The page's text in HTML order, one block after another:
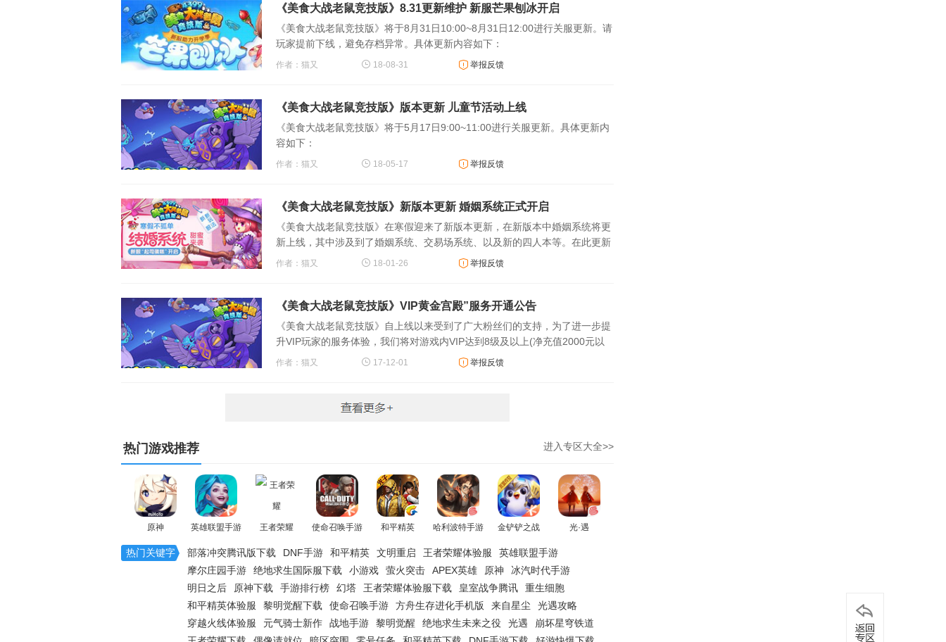
《美食大战老鼠竞技版》8.31更新维护 新服芒果刨冰开启
《美食大战老鼠竞技版》将于8月31日10:00~8月31日12:00进行关服更新。请
玩家提前下线，避免存档异常。具体更新内容如下：
作者：猫又 18-08-31 举报反馈
《美食大战老鼠竞技版》版本更新 儿童节活动上线
《美食大战老鼠竞技版》将于5月17日9:00~11:00进行关服更新。具体更新内
容如下：
作者：猫又 18-05-17 举报反馈
《美食大战老鼠竞技版》新版本更新 婚姻系统正式开启
《美食大战老鼠竞技版》在寒假迎来了新版本更新，在新版本中婚姻系统将更
新上线，其中涉及到了婚姻系统、交易场系统、以及新的四人本等。在此更新
+新服的节点，也感谢各位美食玩家长久以来的暖心陪伴，新系统配合更多新
作者：猫又 18-01-26 举报反馈
《美食大战老鼠竞技版》VIP黄金宫殿”服务开通公告
《美食大战老鼠竞技版》自上线以来受到了广大粉丝们的支持，为了进一步提
升VIP玩家的服务体验，我们将对游戏内VIP达到8级及以上(净充值2000元以
上)的玩家直接开通“VIP黄金宫殿”特权服务。
作者：猫又 17-12-01 举报反馈
热门游戏推荐 进入专区大全>>
原神 英雄联盟手游 王者荣耀 使命召唤手游 和平精英 哈利波特手游 金铲铲之战 光·遇
热门关键字 部落冲突腾讯版下载 DNF手游 和平精英 文明重启 王者荣耀体验服
英雄联盟手游
摩尔庄园手游
绝地求生国际服下载 小游戏 萤火突击 APEX英雄 原神
冰汽时代手游
明日之后
原神下载 手游排行榜 幻塔 王者荣耀体验服下载 皇室战争腾讯
重生细胞
和平精英体验服
黎明觉醒下载 使命召唤手游 方舟生存进化手机版 来自星尘
光遇攻略
穿越火线体验服
元气骑士新作 战地手游 黎明觉醒 绝地求生未来之役 光遇
崩坏星穹铁道
美食大战老鼠竞技版